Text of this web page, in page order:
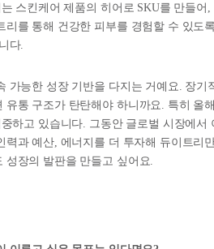
스킨케어 제품의 히어로 SKU를 만들어,
리를 통해 건강한 피부를 경험할 수 있도
다.
가능한 성장 기반을 다지는 거예요. 장기
유통 구조가 탄탄해야 하니까요. 특히 올
하고 있습니다. 그동안 글로벌 시장에서
력과 예산, 에너지를 더 투자해 듀이트리
장의 발판을 만들고 싶어요.